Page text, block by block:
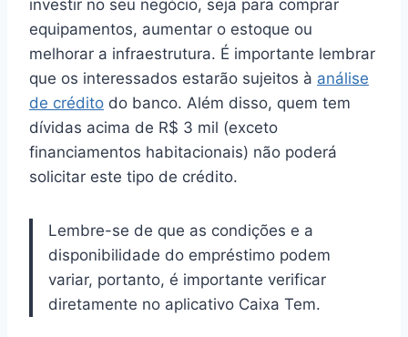
investir no seu negócio, seja para comprar
equipamentos, aumentar o estoque ou
melhorar a infraestrutura. É importante lembrar
que os interessados estarão sujeitos à análise
de crédito do banco. Além disso, quem tem
dívidas acima de R$ 3 mil (exceto
financiamentos habitacionais) não poderá
solicitar este tipo de crédito.
Lembre-se de que as condições e a
disponibilidade do empréstimo podem
variar, portanto, é importante verificar
diretamente no aplicativo Caixa Tem.